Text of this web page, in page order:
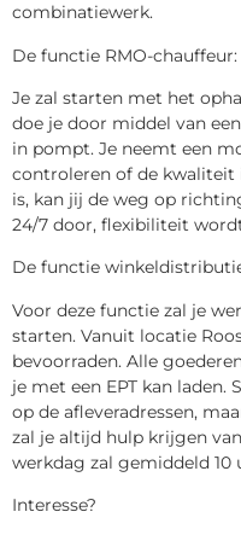
combinatiewerk.
De functie RMO-chauffeur:
Je zal starten met het
doe je door middel van
in pompt. Je neemt een
controleren of de kwaliteit
is, kan jij de weg op
24/7 door, flexibiliteit
De functie
Voor deze functie zal je
starten. Vanuit locatie
bevoorraden. Alle
je met een EPT kan laden.
op de afleveradressen,
zal je altijd hulp krijgen
werkdag zal gemiddeld 10
Interesse?